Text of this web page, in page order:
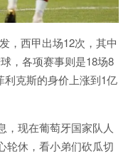
，西甲出场12次，其中
，各项赛事则是18场8
克斯的身价上涨到1亿
，现在葡萄牙国家队人
轮休，看小弟们砍瓜切